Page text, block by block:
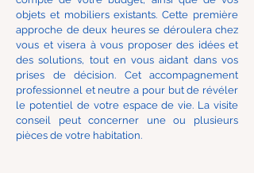
objets et mobiliers existants. Cette première
approche de deux heures se déroulera chez
vous et visera à vous proposer des idées et
des solutions, tout en vous aidant dans vos
prises de décision. Cet accompagnement
professionnel et neutre a pour but de révéler
le potentiel de votre espace de vie. La visite
conseil peut concerner une ou plusieurs
pièces de votre habitation.